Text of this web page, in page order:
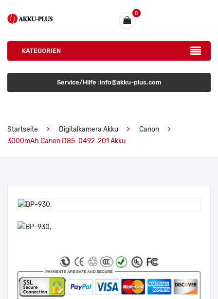
0
KATEGORIEN
Service/Hilfe :info@akku-plus.com
Startseite Digitalkamera Akku
Canon
3000mAh Canon D85-0492-201 Akku